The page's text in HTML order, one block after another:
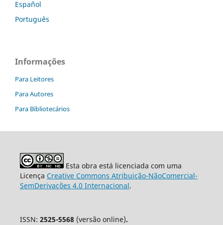
Español
Português
Informações
Para Leitores
Para Autores
Para Bibliotecários
Esta obra está licenciada com uma
Licença Creative Commons Atribuição-NãoComercial-
SemDerivações 4.0 Internacional.
ISSN: 2525-5568(versão online).